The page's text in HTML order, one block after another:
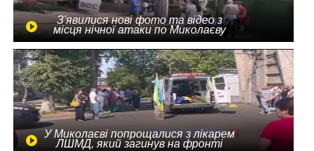
З'явилися нові фото та відео з
місця нічної атаки по Миколаєву
У Миколаєві попрощалися з лікарем
ЛШМД, який загинув на фронті